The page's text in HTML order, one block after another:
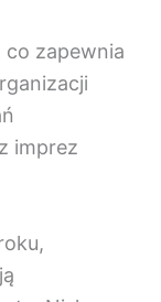
co zapewnia
imprez